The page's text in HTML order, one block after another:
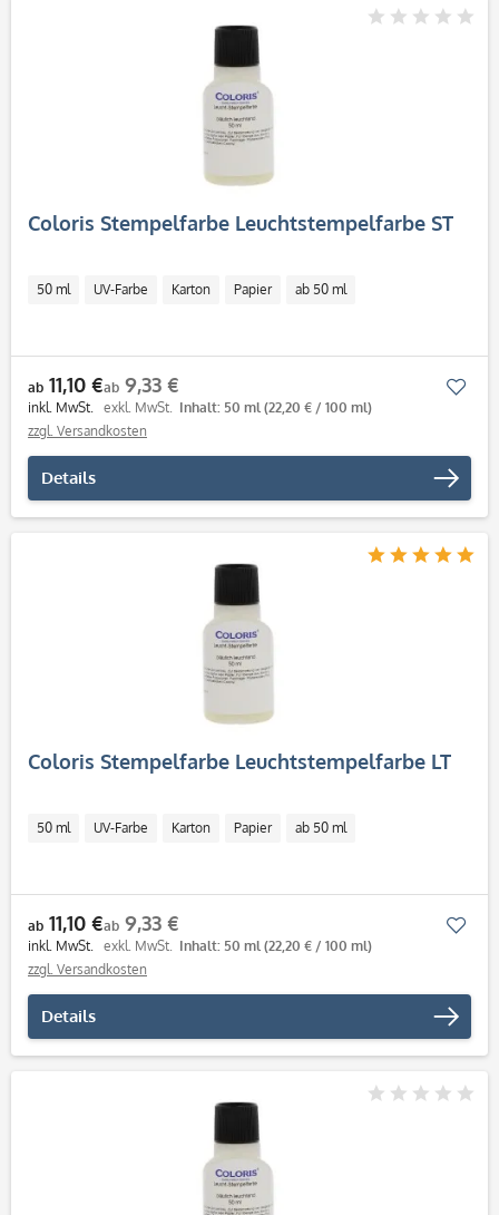
Coloris Stempelfarbe Leuchtstempelfarbe ST
50 ml UV-Farbe Karton Papier ab 50 ml
ab 11,10 €
inkl. MwSt.
ab 9,33 €
exkl. MwSt. Inhalt: 50 ml (22,20 € / 100 ml)
zzgl. Versandkosten
Details
Coloris Stempelfarbe Leuchtstempelfarbe LT
50 ml UV-Farbe Karton Papier ab 50 ml
ab 11,10 €
inkl. MwSt.
ab 9,33 €
exkl. MwSt. Inhalt: 50 ml (22,20 € / 100 ml)
zzgl. Versandkosten
Details